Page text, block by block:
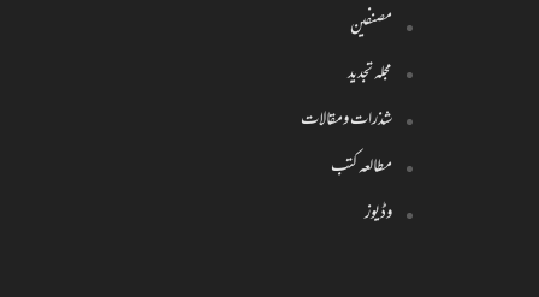
مصنفین
مجلہ تجدید
شذرات ومقالات
مطالعہ کتب
وڈیوز